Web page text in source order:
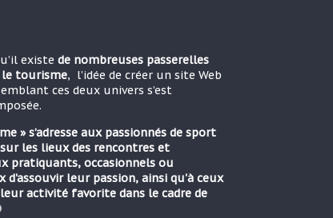
existe de nombreuses passerelles
tourisme, l’idée de créer un site Web
ces deux univers s’est
» s’adresse aux passionnés de sport
les lieux des rencontres et
pratiquants, occasionnels ou
d'assouvir leur passion, ainsi qu'à ceux
activité favorite dans le cadre de